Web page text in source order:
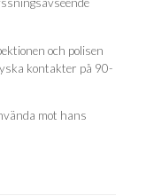
och polisen
kontakter på 90-
mot hans